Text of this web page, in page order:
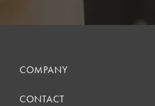
COMPANY
CONTACT